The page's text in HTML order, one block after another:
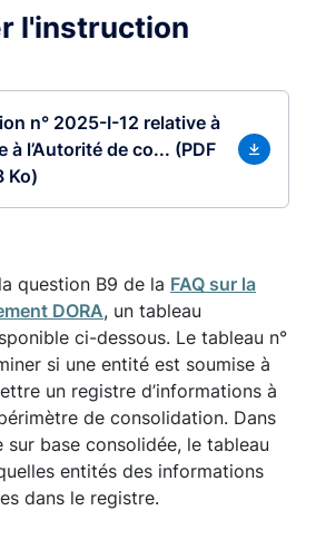
l'instruction
n° 2025-I-12 relative à
à l’Autorité de co... (PDF
Ko)
question B9 de la FAQ sur la
DORA, un tableau
ci-dessous. Le tableau n°
si une entité est soumise à
un registre d’informations à
de consolidation. Dans
sur base consolidée, le tableau
entités des informations
dans le registre.